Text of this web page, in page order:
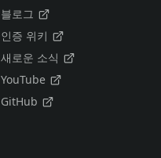
블로그
인증 위키
새로운 소식
YouTube
GitHub